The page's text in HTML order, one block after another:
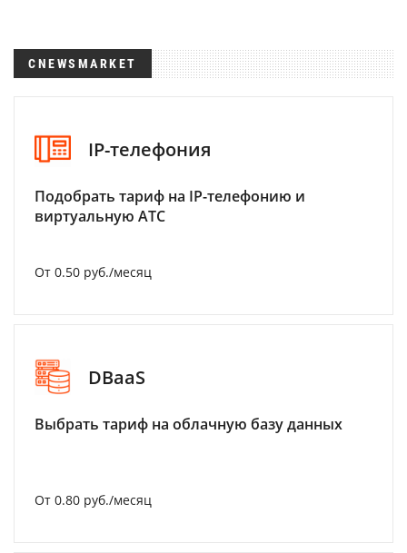
CNEWSMARKET
IP-телефония
Подобрать тариф на IP-телефонию и
виртуальную АТС
От 0.50 руб./месяц
DBaaS
Выбрать тариф на облачную базу данных
От 0.80 руб./месяц